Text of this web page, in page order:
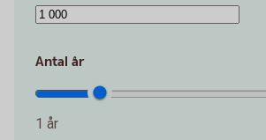
Antal år
1 år